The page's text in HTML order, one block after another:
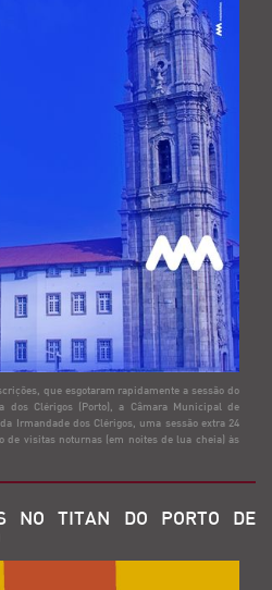
que esgotaram rapidamente a sessão do
dos Clérigos (Porto), a Câmara Municipal de
Irmandade dos Clérigos, uma sessão extra 24
de visitas noturnas (em noites de lua cheia) às
NO TITAN DO PORTO DE